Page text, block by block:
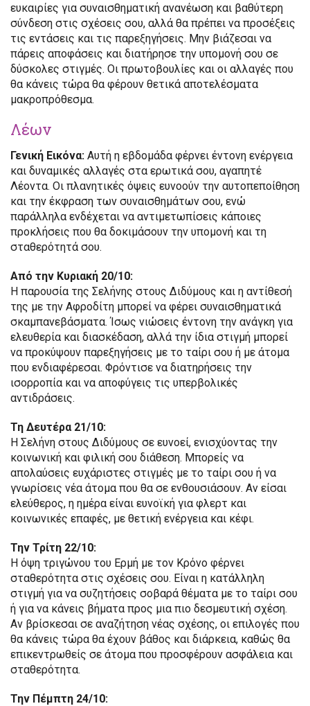
ευκαιρίες για συναισθηματική ανανέωση και βαθύτερη
σύνδεση στις σχέσεις σου, αλλά θα πρέπει να προσέξεις
τις εντάσεις και τις παρεξηγήσεις. Μην βιάζεσαι να
πάρεις αποφάσεις και διατήρησε την υπομονή σου σε
δύσκολες στιγμές. Οι πρωτοβουλίες και οι αλλαγές που
θα κάνεις τώρα θα φέρουν θετικά αποτελέσματα
μακροπρόθεσμα.
Λέων
Γενική Εικόνα: Αυτή η εβδομάδα φέρνει έντονη ενέργεια
και δυναμικές αλλαγές στα ερωτικά σου, αγαπητέ
Λέοντα. Οι πλανητικές όψεις ευνοούν την αυτοπεποίθηση
και την έκφραση των συναισθημάτων σου, ενώ
παράλληλα ενδέχεται να αντιμετωπίσεις κάποιες
προκλήσεις που θα δοκιμάσουν την υπομονή και τη
σταθερότητά σου.
Από την Κυριακή 20/10:
Η παρουσία της Σελήνης στους Διδύμους και η αντίθεσή
της με την Αφροδίτη μπορεί να φέρει συναισθηματικά
σκαμπανεβάσματα. Ίσως νιώσεις έντονη την ανάγκη για
ελευθερία και διασκέδαση, αλλά την ίδια στιγμή μπορεί
να προκύψουν παρεξηγήσεις με το ταίρι σου ή με άτομα
που ενδιαφέρεσαι. Φρόντισε να διατηρήσεις την
ισορροπία και να αποφύγεις τις υπερβολικές
αντιδράσεις.
Τη Δευτέρα 21/10:
Η Σελήνη στους Διδύμους σε ευνοεί, ενισχύοντας την
κοινωνική και φιλική σου διάθεση. Μπορείς να
απολαύσεις ευχάριστες στιγμές με το ταίρι σου ή να
γνωρίσεις νέα άτομα που θα σε ενθουσιάσουν. Αν είσαι
ελεύθερος, η ημέρα είναι ευνοϊκή για φλερτ και
κοινωνικές επαφές, με θετική ενέργεια και κέφι.
Την Τρίτη 22/10:
Η όψη τριγώνου του Ερμή με τον Κρόνο φέρνει
σταθερότητα στις σχέσεις σου. Είναι η κατάλληλη
στιγμή για να συζητήσεις σοβαρά θέματα με το ταίρι σου
ή για να κάνεις βήματα προς μια πιο δεσμευτική σχέση.
Αν βρίσκεσαι σε αναζήτηση νέας σχέσης, οι επιλογές που
θα κάνεις τώρα θα έχουν βάθος και διάρκεια, καθώς θα
επικεντρωθείς σε άτομα που προσφέρουν ασφάλεια και
σταθερότητα.
Την Πέμπτη 24/10: